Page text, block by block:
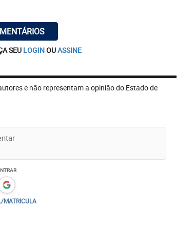
SEU LOGINOUASSINE
e não representam a opinião do Estado de
MATRICULA